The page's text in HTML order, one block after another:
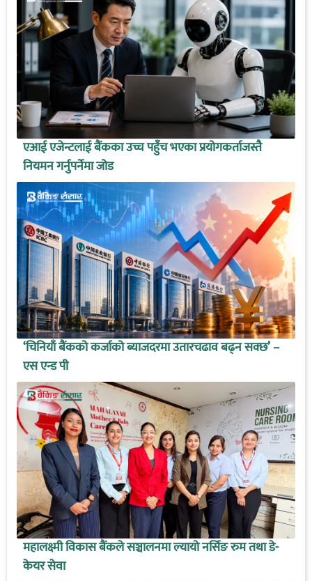
एआई एजेन्टलाई बैंकका उच्च पहुँच भएका प्रयोगकर्ताजस्तै
नियमन गर्नुपर्नेमा जोड
‘चिनियाँ बैंकको कर्जाको ब्याजदरमा उतारचढाव बढ्न सक्छ’ –
एस एन्ड पी
महालक्ष्मी विकास बैंकले सञ्चालनमा ल्यायो नर्सिङ रुम तथा डे-
केयर सेवा